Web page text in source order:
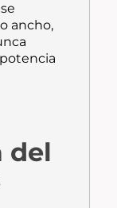
ancho,
potencia
del